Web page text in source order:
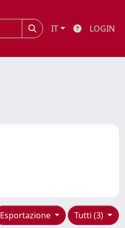
IT LOGIN
Tutti (3)
Esportazione